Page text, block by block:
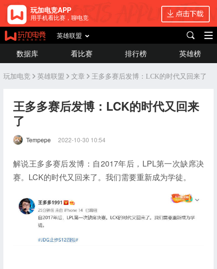
玩加电竞APP
用手机看比赛，聊电竞
英雄联盟
数据库 看比赛 排行榜 英雄榜
玩加电竞 英雄联盟 文章 王多多赛后发博：LCK的时代又回来了
王多多赛后发博：LCK的时代又回来
了
Tempepe 2022-10-30 10:54
解说王多多赛后发博：自2017年后，LPL第一次缺席决
赛。LCK的时代又回来了。我们需要重新成为学徒。